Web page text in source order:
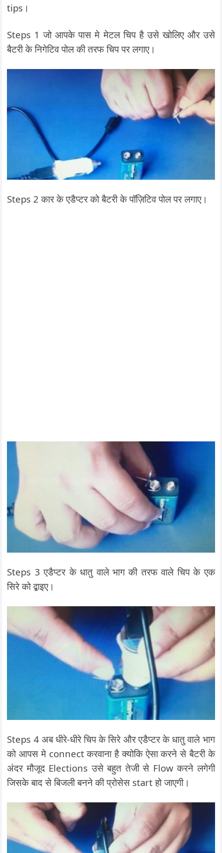
tips।
Steps 1 जो आपके पास मे मेटल चिप है उसे खोलिए और उसे
बैटरी के निगेटिव पोल की तरफ चिप पर लगाए।
Steps 2 कार के एडैप्टर को बैटरी के पॉज़िटिव पोल पर लगाए।
Steps 3 एडैप्टर के धातु वाले भाग की तरफ वाले चिप के एक
सिरे को द्बाइए।
Steps 4 अब धीरे-धीरे चिप के सिरे और एडैप्टर के धातु वाले भाग
को आपस मे connect करवाना है क्योकि ऐसा करने से बैटरी के
अंदर मौजूद Elections उसे बहुत तेजी से Flow करने लगेगी
जिसके बाद से बिजली बनने की प्रोसेस start हो जाएगी।